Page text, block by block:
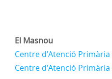
El Masnou
Centre d'Atenció Primària
Centre d'Atenció Primària